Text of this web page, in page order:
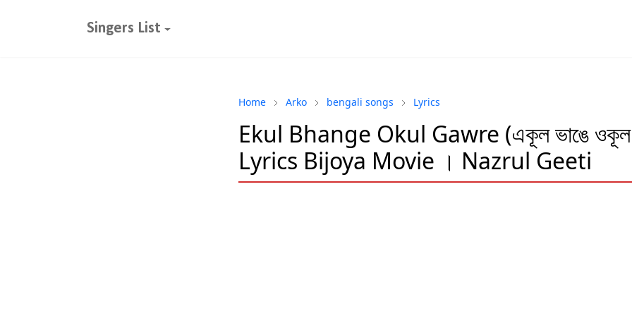
Singers List
Home Arko bengali songs Lyrics
Ekul Bhange Okul Gawre (একূল ভাঙে ওকূল
Lyrics Bijoya Movie । Nazrul Geeti